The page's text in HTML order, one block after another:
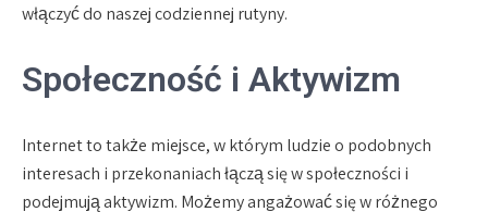
włączyć do naszej codziennej rutyny.
Społeczność i Aktywizm
Internet to także miejsce, w którym ludzie o podobnych
interesach i przekonaniach łączą się w społeczności i
podejmują aktywizm. Możemy angażować się w różnego